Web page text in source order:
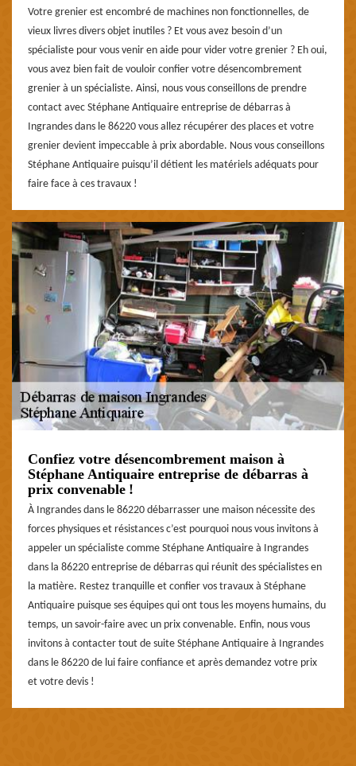
Votre grenier est encombré de machines non fonctionnelles, de
vieux livres divers objet inutiles ? Et vous avez besoin d’un
spécialiste pour vous venir en aide pour vider votre grenier ? Eh oui,
vous avez bien fait de vouloir confier votre désencombrement
grenier à un spécialiste. Ainsi, nous vous conseillons de prendre
contact avec Stéphane Antiquaire entreprise de débarras à
Ingrandes dans le 86220 vous allez récupérer des places et votre
grenier devient impeccable à prix abordable. Nous vous conseillons
Stéphane Antiquaire puisqu’il détient les matériels adéquats pour
faire face à ces travaux !
Confiez votre désencombrement maison à
Stéphane Antiquaire entreprise de débarras à
prix convenable !
À Ingrandes dans le 86220 débarrasser une maison nécessite des
forces physiques et résistances c’est pourquoi nous vous invitons à
appeler un spécialiste comme Stéphane Antiquaire à Ingrandes
dans la 86220 entreprise de débarras qui réunit des spécialistes en
la matière. Restez tranquille et confier vos travaux à Stéphane
Antiquaire puisque ses équipes qui ont tous les moyens humains, du
temps, un savoir-faire avec un prix convenable. Enfin, nous vous
invitons à contacter tout de suite Stéphane Antiquaire à Ingrandes
dans le 86220 de lui faire confiance et après demandez votre prix
et votre devis !